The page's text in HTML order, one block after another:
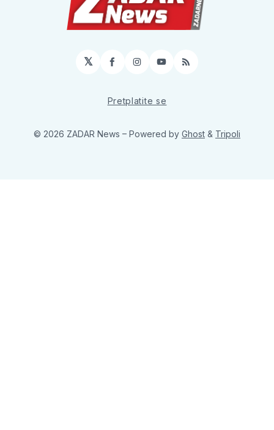
𝕏 Facebook
Instagram
YouTube
RSS
Pretplatite se
© 2026 ZADAR News – Powered by Ghost & Tripoli